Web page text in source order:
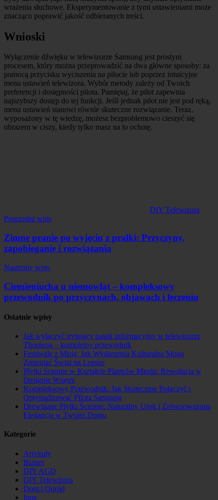
wrażenia słuchowe. Eksperymentowanie z tymi ustawieniami może
znacząco poprawić jakość odbieranych treści.
Wnioski
Wyłączenie dźwięku w telewizorze Samsung jest prostym
procesem, który można przeprowadzić na dwa główne sposoby: za
pomocą przycisku wyciszenia na pilocie lub poprzez intuicyjne
menu ustawień telewizora. Wybór metody zależy od Twoich
preferencji i dostępności pilota. Pamiętaj, że pilot zapewnia
najszybszy dostęp do tej funkcji. Jeśli jednak pilot nie jest pod ręką,
menu ustawień stanowi równie skuteczne rozwiązanie. Teraz,
wyposażony w tę wiedzę, możesz bezproblemowo cieszyć się
obrazem w ciszy, kiedy tylko masz na to ochotę.
DIY Telewizora
Nawigacja
wpisu
Poprzedni wpis
Zimne pranie po wyjęciu z pralki: Przyczyny,
zapobieganie i rozwiązania
Następny wpis
Ciemieniucha u niemowląt – kompleksowy
przewodnik po przyczynach, objawach i leczeniu
Ostatnie wpisy
Jak wyłączyć irytujący pasek informacyjny w telewizorze
Thomson – kompletny przewodnik
Festiwale z Misją: Jak Wydarzenia Kulturalne Mogą
Zmieniać Świat na Lepsze
Płytki Ścienne w Kształcie Plastrów Miodu: Rewolucja w
Designie Wnętrz
Kompleksowy Przewodnik: Jak Skutecznie Połączyć i
Optymalizować Pilota Samsung
Drewniane Płytki Ścienne: Naturalny Urok i Zrównoważona
Elegancja w Twoim Domu
Kategorie
Artykuły
Biznes
DIY AGD
DIY Telewizora
Dom i Ogród
Inne